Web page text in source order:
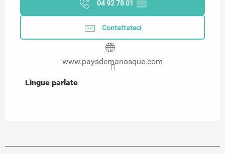
04 92 78 01 ▒▒
Contattateci
www.paysdemanosque.com
Lingue parlate
Lingue parlate